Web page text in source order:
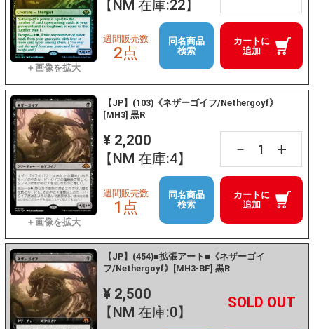
【NM 在庫:22】
カートに
追加
週間販売数
2点
同名商品
検索
【JP】(103)《ネザーゴイフ/Nethergoyf》
[MH3] 黒R
¥ 2,200
【NM 在庫:4】
－ +
カートに
追加
週間販売数
1点
同名商品
検索
【JP】(454)■拡張アート■《ネザーゴイ
フ/Nethergoyf》[MH3-BF] 黒R
¥ 2,500
【NM 在庫:0】
－ +